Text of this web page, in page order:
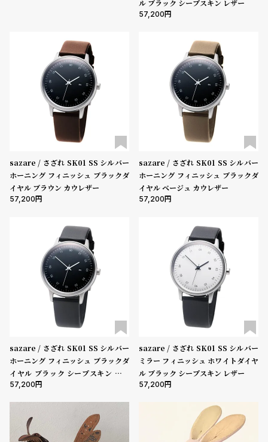
ル ブラック シープスキン レザー
57,200
sazare / さざれ SK01 SS シルバー
ホーニング フィニッシュ ブラックダ
イヤル ブラウン カウレザー
57,200
sazare / さざれ SK01 SS シルバー
ホーニング フィニッシュ ブラックダ
イヤル ベージュ カウレザー
57,200
sazare / さざれ SK01 SS シルバー
ホーニング フィニッシュ ブラックダ
イヤル ブラック シープスキン レザ
ー
57,200
sazare / さざれ SK01 SS シルバー
ミラー フィニッシュ ホワイトダイヤ
ル ブラック シープスキン レザー
57,200